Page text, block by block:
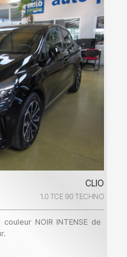
CLIO
1.0 TCE 90 TECHNO
NOIR INTENSE de